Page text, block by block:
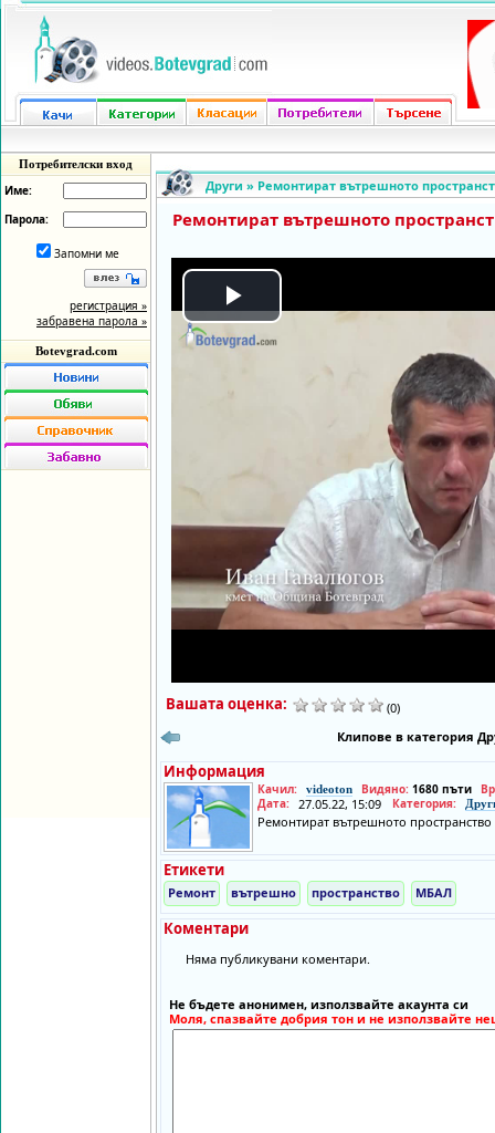
Потребителски вход
Име:
Парола:
Запомни ме
регистрация »
забравена парола »
Botevgrad.com
Други » Ремонтират вътрешното
Ремонтират вътрешното
Play
Вашата оценка:
(0)
Клипове в категория
Информация
Качил: videoton Видяно: 1680 пъти
Дата: 27.05.22, 15:09 Категория:
Ремонтират вътрешното
Етикети
Ремонт вътрешно пространство МБАЛ
Коментари
Няма публикувани коментари.
Не бъдете анонимен, използвайте акаунта си
Моля, спазвайте добрия тон и не използвайте